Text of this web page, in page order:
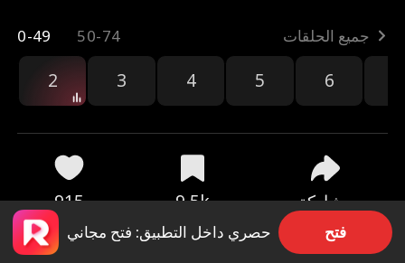
0-49 50-74 جميع الحلقات
2 3 4 5 6
915 9.5k مشاركة
حصري داخل التطبيق: فتح مجاني فتح